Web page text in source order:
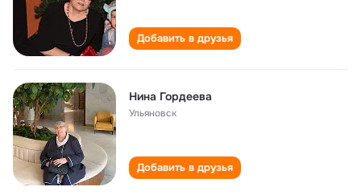
Добавить в друзья
Нина Гордеева
Ульяновск
Добавить в друзья